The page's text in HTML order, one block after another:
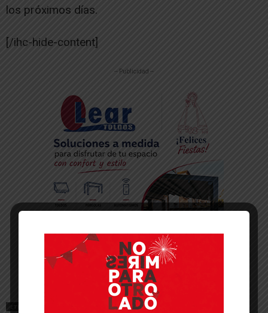
los próximos días.
[/ihc-hide-content]
-- Publicidad --
VIOLENCIA DE GÉNERO